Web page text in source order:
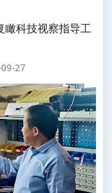
瞰科技视察指导工
27